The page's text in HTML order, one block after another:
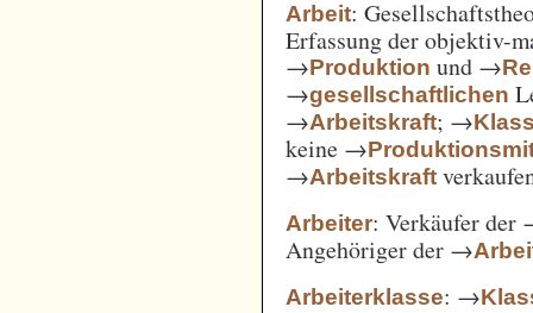
Arbeit:
Erfassung der objektiv-
→Produktion und →
→gesellschaftlichen
→Arbeitskraft; →
keine →
→Arbeitskraft
Arbeiter: Verkäufer der
Angehöriger der →
Arbeiterklasse: →